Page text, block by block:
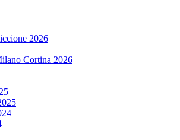
2026
Cortina 2026